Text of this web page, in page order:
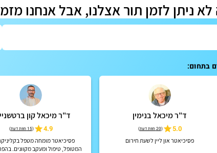
ניתן לזמן תור אצלנו, אבל אנחנו
בתחום:
ד"ר מיכאל בנימין
5.0
(20 חוות דעת )
פסיכיאטר און ליין לשעת חירום
ד"ר מיכאל קון
4.9
(15 חוות דעת )
פסיכיאטר מומחה מטפל
המטופל, טיפול ומעקב מקוונים.